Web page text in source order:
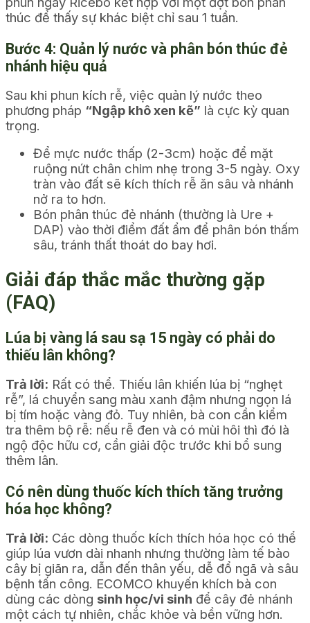
thúc để thấy sự khác biệt chỉ sau 1 tuần.
Bước 4: Quản lý nước và phân bón thúc đẻ
nhánh hiệu quả
Sau khi phun kích rễ, việc quản lý nước theo
phương pháp “Ngập khô xen kẽ” là cực kỳ quan
trọng.
Để mực nước thấp (2-3cm) hoặc để mặt
ruộng nứt chân chim nhẹ trong 3-5 ngày. Oxy
tràn vào đất sẽ kích thích rễ ăn sâu và nhánh
nở ra to hơn.
Bón phân thúc đẻ nhánh (thường là Ure +
DAP) vào thời điểm đất ẩm để phân bón thấm
sâu, tránh thất thoát do bay hơi.
Giải đáp thắc mắc thường gặp
(FAQ)
Lúa bị vàng lá sau sạ 15 ngày có phải do
thiếu lân không?
Trả lời: Rất có thể. Thiếu lân khiến lúa bị “nghẹt
rễ”, lá chuyển sang màu xanh đậm nhưng ngọn lá
bị tím hoặc vàng đỏ. Tuy nhiên, bà con cần kiểm
tra thêm bộ rễ: nếu rễ đen và có mùi hôi thì đó là
ngộ độc hữu cơ, cần giải độc trước khi bổ sung
thêm lân.
Có nên dùng thuốc kích thích tăng trưởng
hóa học không?
Trả lời: Các dòng thuốc kích thích hóa học có thể
giúp lúa vươn dài nhanh nhưng thường làm tế bào
cây bị giãn ra, dẫn đến thân yếu, dễ đổ ngã và sâu
bệnh tấn công. ECOMCO khuyến khích bà con
dùng các dòng sinh học/vi sinh để cây đẻ nhánh
một cách tự nhiên, chắc khỏe và bền vững hơn.